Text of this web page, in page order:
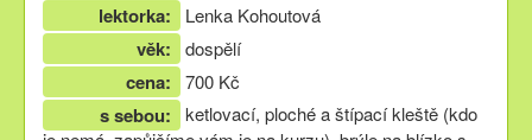
lektorka: Lenka Kohoutová
věk: dospělí
cena: 700 Kč
s sebou:
ketlovací, ploché a štípací kleště (kdo